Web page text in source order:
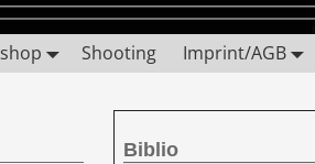
Shooting
Imprint/AGB
Biblio